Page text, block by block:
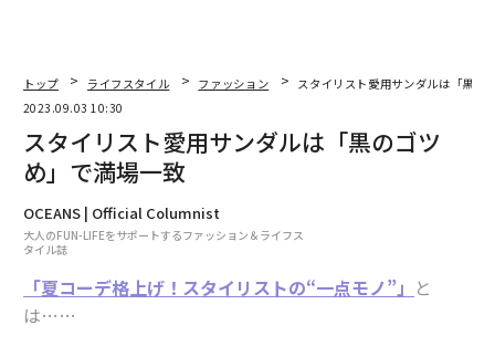
立された専門家チーム「ボッテガ」により誕生。
ここで、ブランドのデザイナー、エンジニア、歴史家た
ちが、まず購入希望者の声に耳を傾け、その後、ルネッ
サンス時代の職人工房や、1960年代のイタリアの有名な
コーチビルダーたちのワークショップとまったく同じ方
法で、協力しながら車両を製作した。
トップ ライフスタイル ファッション
スタイリスト愛用サンダルは「黒の
2023.09.03 10:30
スタイリスト愛用サンダルは「黒のゴツ
め」で満場一致
OCEANS | Official Columnist
大人のFUN-LIFEをサポートするファッション＆ライフス
タイル誌
「夏コーデ格上げ！スタイリストの“一点モノ”」 と
は……